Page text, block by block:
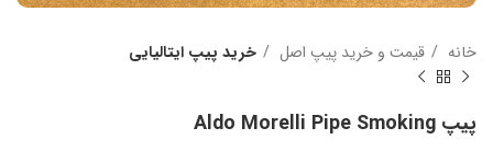
خانه قیمت و خرید پیپ اصل خرید پیپ ایتالیایی
پیپ Aldo Morelli Pipe Smoking